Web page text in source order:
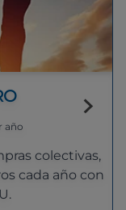
año
colectivas,
cada año con